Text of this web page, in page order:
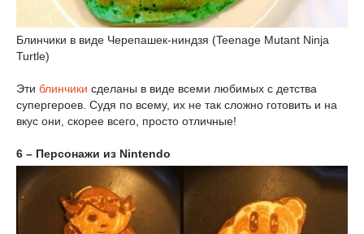
Блинчики в виде Черепашек-ниндзя (Teenage Mutant Ninja
Turtle)
Эти блинчики сделаны в виде всеми любимых с детства
супергероев. Судя по всему, их не так сложно готовить и на
вкус они, скорее всего, просто отличные!
6 – Персонажи из Nintendo